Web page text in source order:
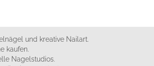
und kreative Nailart.
kaufen.
Nagelstudios.